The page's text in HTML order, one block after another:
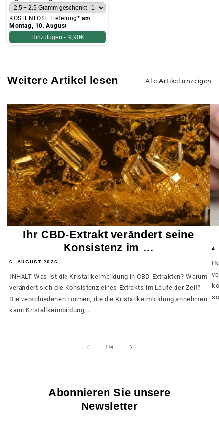
KOSTENLOSE Lieferung*am
Montag, 10. August
Hinzufügen -. 9,90€
Weitere Artikel lesen Alle Artikel anzeigen
Ihr CBD-Extrakt verändert seine
Konsistenz im …
6. AUGUST 2026
INHALT Was ist die Kristallkeimbildung in CBD-Extrakten? Warum
verändert sich die Konsistenz eines Extrakts im Laufe der Zeit?
Die verschiedenen Formen, die die Kristallkeimbildung annehmen
kann Kristallkeimbildung,...
4.
1 /von
4
Abonnieren Sie unsere
Newsletter